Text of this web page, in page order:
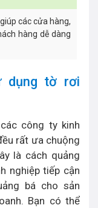
các cửa hàng,
hàng dễ dàng
dụng tờ rơi
công ty kinh
rất ưa chuộng
là cách quảng
nghiệp tiếp cận
bá cho sản
Bạn có thể